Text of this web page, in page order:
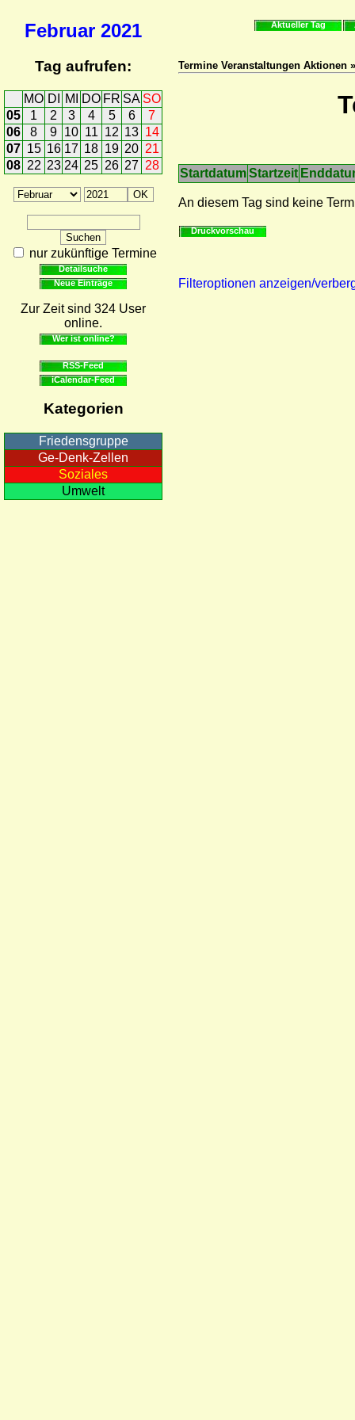
Februar 2021
Tag aufrufen:
MO DI MI DO FR SA SO
05
1 2 3 4 5 6
7
06
8 9 10 11 12 13 14
07 15 16 17 18 19 20 21
08 22 23 24 25 26 27 28
nur zukünftige Termine
Detailsuche
Neue Einträge
Zur Zeit sind 324 User
online.
Wer ist online?
RSS-Feed
iCalendar-Feed
Kategorien
Friedensgruppe
Ge-Denk-Zellen
Soziales
Umwelt
Aktueller Tag
Termine Veranstaltungen Aktionen
StartdatumStartzeit
An diesem Tag sind keine
Druckvorschau
Filteroptionen anzeigen/